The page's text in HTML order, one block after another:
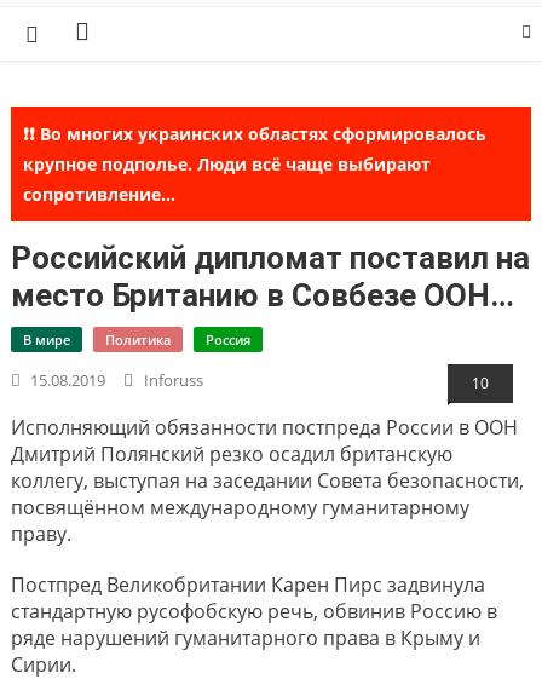
❗❗ Во многих украинских областях сформировалось
крупное подполье. Люди всё чаще выбирают
сопротивление...
Российский дипломат поставил на
место Британию в Совбезе ООН…
В мире Политика Россия
15.08.2019 Inforuss 10
Исполняющий обязанности постпреда России в ООН
Дмитрий Полянский резко осадил британскую
коллегу, выступая на заседании Совета безопасности,
посвящённом международному гуманитарному
праву.
Постпред Великобритании Карен Пирс задвинула
стандартную русофобскую речь, обвинив Россию в
ряде нарушений гуманитарного права в Крыму и
Сирии.